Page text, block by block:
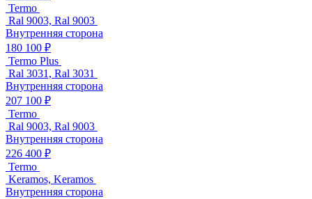
Termo
Ral 9003, Ral 9003
Внутренняя сторона
180 100 ₽
Termo Plus
Ral 3031, Ral 3031
Внутренняя сторона
207 100 ₽
Termo
Ral 9003, Ral 9003
Внутренняя сторона
226 400 ₽
Termo
Keramos, Keramos
Внутренняя сторона